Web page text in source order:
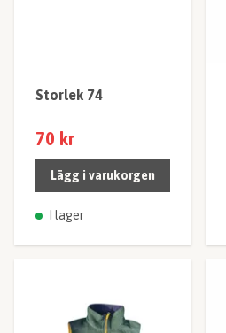
Storlek 74
70 kr
Lägg i varukorgen
I lager